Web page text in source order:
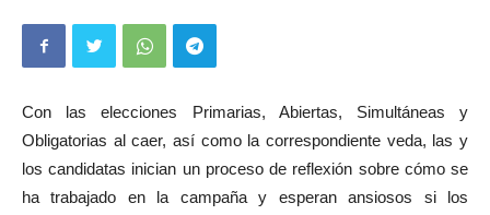
Con las elecciones Primarias, Abiertas, Simultáneas y
Obligatorias al caer, así como la correspondiente veda, las y
los candidatas inician un proceso de reflexión sobre cómo se
ha trabajado en la campaña y esperan ansiosos si los